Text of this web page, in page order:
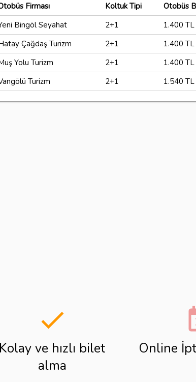
Firması Koltuk Tipi
Otobüs
Bingöl Seyahat
2+1
1.400 TL
Çağdaş Turizm
2+1
1.400 TL
Yolu Turizm
2+1
1.400 TL
Turizm
2+1 1.540 TL
done
Kolay ve hızlı bilet
alma
Online